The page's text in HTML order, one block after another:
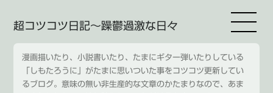
超コツコツ日記～躁鬱過激な日々
漫画描いたり、小説書いたり、たまにギター弾いたりしている
「しもたろうに」がたまに思いついた事をコツコツ更新してい
るブログ。意味の無い非生産的な文章のかたまりなので、あま